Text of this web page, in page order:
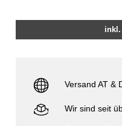
inkl.
Versand AT &
Wir sind seit